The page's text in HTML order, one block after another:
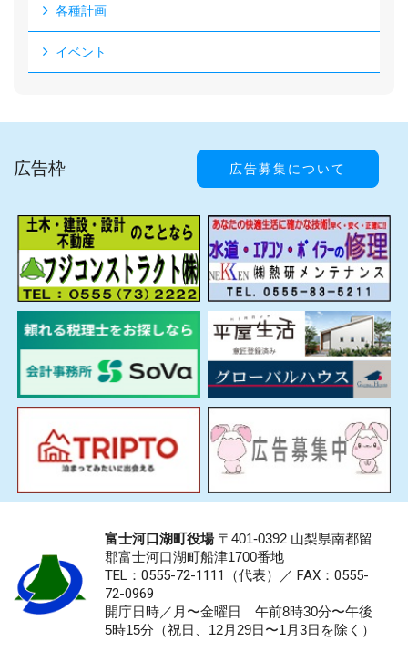
各種計画
イベント
広告枠 広告募集について
富士河口湖町役場〒401-0392 山梨県南都留
郡富士河口湖町船津1700番地
TEL：0555-72-1111 （代表）／ FAX：0555-
72-0969
開庁日時／月〜金曜日 午前8時30分〜午後
5時15分（祝日、12月29日〜1月3日を除く）